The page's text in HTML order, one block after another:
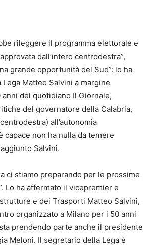
rileggere il programma elettorale e
dall’intero centrodestra”,
grande opportunità del Sud”: lo ha
Matteo Salvini a margine
anni del quotidiano Il Giornale,
del governatore della Calabria,
all’autonomia
capace non ha nulla da temere
aggiunto Salvini.
ci stiamo preparando per le prossime
Lo ha affermato il vicepremier e
e dei Trasporti Matteo Salvini,
organizzato a Milano per i 50 anni
prendendo parte anche il presidente
Meloni. Il segretario della Lega è